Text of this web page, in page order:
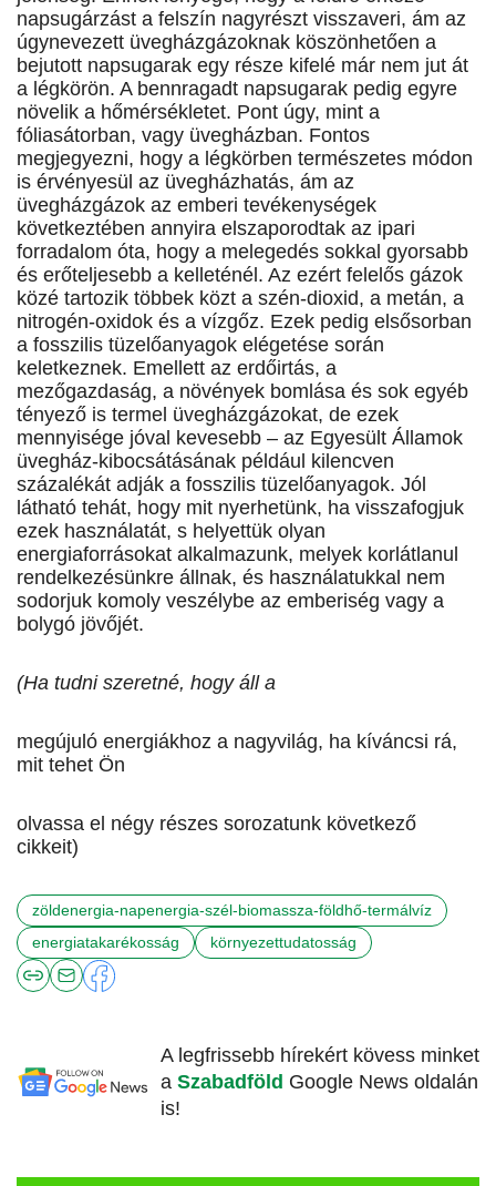
napsugárzást a felszín nagyrészt visszaveri, ám az
úgynevezett üvegházgázoknak köszönhetően a
bejutott napsugarak egy része kifelé már nem jut át
a légkörön. A bennragadt napsugarak pedig egyre
növelik a hőmérsékletet. Pont úgy, mint a
fóliasátorban, vagy üvegházban. Fontos
megjegyezni, hogy a légkörben természetes módon
is érvényesül az üvegházhatás, ám az
üvegházgázok az emberi tevékenységek
következtében annyira elszaporodtak az ipari
forradalom óta, hogy a melegedés sokkal gyorsabb
és erőteljesebb a kelleténél. Az ezért felelős gázok
közé tartozik többek közt a szén-dioxid, a metán, a
nitrogén-oxidok és a vízgőz. Ezek pedig elsősorban
a fosszilis tüzelőanyagok elégetése során
keletkeznek. Emellett az erdőirtás, a
mezőgazdaság, a növények bomlása és sok egyéb
tényező is termel üvegházgázokat, de ezek
mennyisége jóval kevesebb – az Egyesült Államok
üvegház-kibocsátásának például kilencven
százalékát adják a fosszilis tüzelőanyagok. Jól
látható tehát, hogy mit nyerhetünk, ha visszafogjuk
ezek használatát, s helyettük olyan
energiaforrásokat alkalmazunk, melyek korlátlanul
rendelkezésünkre állnak, és használatukkal nem
sodorjuk komoly veszélybe az emberiség vagy a
bolygó jövőjét.
(Ha tudni szeretné, hogy áll a
megújuló energiákhoz a nagyvilág, ha kíváncsi rá,
mit tehet Ön
olvassa el négy részes sorozatunk következő
cikkeit)
zöldenergia-napenergia-szél-biomassza-földhő-termálvíz
energiatakarékosság
környezettudatosság
A legfrissebb hírekért kövess minket
a Szabadföld Google News oldalán
is!